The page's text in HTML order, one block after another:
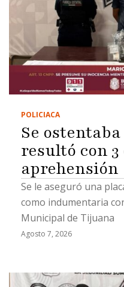
POLICIACA
Se
resultó con 3
aprehensión
Se le aseguró una
como indumentaria
Municipal de Tijuana
Agosto 7, 2026